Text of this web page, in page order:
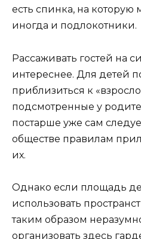
есть спинка, на которую
иногда и подлокотники.
Рассаживать гостей на
интереснее. Для детей
приблизиться к
подсмотренные у
постарше уже сам
обществе правилам
их.
Однако если площадь
использовать
таким образом
организовать здесь